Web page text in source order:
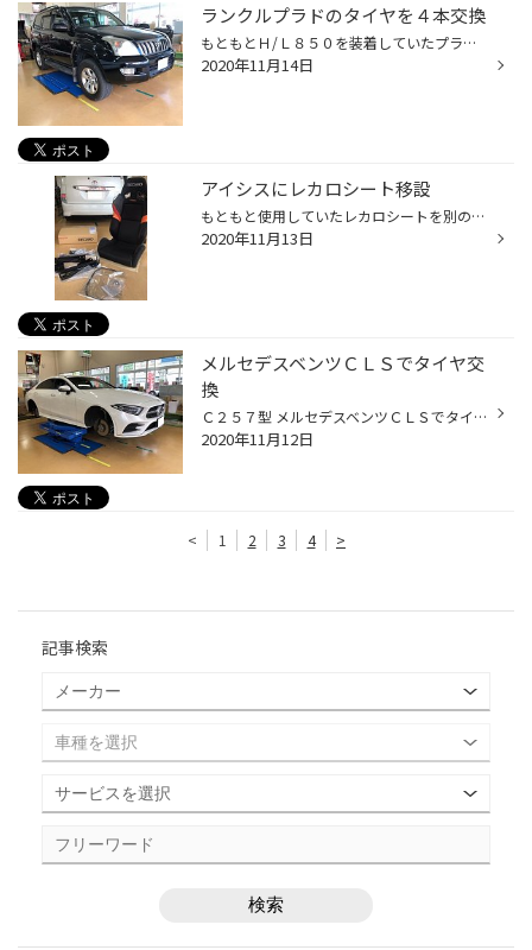
ランクルプラドのタイヤを４本交換
もともとＨ/Ｌ８５０を装着していたプラドのタイヤを交換です。 今日は４ｘ４の日ですかね・・・ 隣のレーンでは懐かしのいすゞウィザードが作業してます。 今回選んだタイヤはＡＴ００１ ２６５/６５Ｒ１７ こちらはブラックレターですが サイズによってはホワイトレターの設定もあります。 タイヤ...
2020年11月14日
アイシスにレカロシート移設
もともと使用していたレカロシートを別の車両に移設します 交換パーツとしてシートレールは必須になります。 純正のシートを外していきます。 内装を傷つけないよう目張りをして外していきます。 シートが外れた状態がこちらになります。 ここに新しいシートレールを取り付けていきます。 レカロシ...
2020年11月13日
メルセデスベンツＣＬＳでタイヤ交
換
Ｃ２５７型 メルセデスベンツＣＬＳでタイヤ交換です。 歴代のＣＬＳのクーペラインが実はたまらなくカッコいいと思っております。 タイヤを外すと大きなブレーキキャリパーとブレーキローターがお目見え ドリルドですので危機はめっちゃよさそうです。 ご希望が静かなタイヤということなので、迷わ...
2020年11月12日
< 1 2 3 4 >
記事検索